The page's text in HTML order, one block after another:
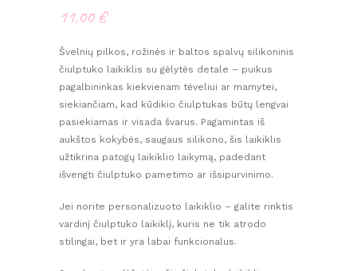
11,00€
Švelnių pilkos, rožinės ir baltos spalvų silikoninis
čiulptuko laikiklis su gėlytės detale – puikus
pagalbininkas kiekvienam tėveliui ar mamytei,
siekiančiam, kad kūdikio čiulptukas būtų lengvai
pasiekiamas ir visada švarus. Pagamintas iš
aukštos kokybės, saugaus silikono, šis laikiklis
užtikrina patogų laikiklio laikymą, padedant
išvengti čiulptuko pametimo ar išsipurvinimo.
Jei norite personalizuoto laikiklio – galite rinktis
vardinį čiulptuko laikiklį, kuris ne tik atrodo
stilingai, bet ir yra labai funkcionalus.